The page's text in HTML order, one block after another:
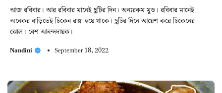
আজ রবিবার। আর রবিবার মানেই ছুটির দিন। অন্যরকম মুড। রবিবার মানেই
অনেকর বাড়িতেই চিকেন রান্না হয়ে থাকে। ছুটির দিনে আয়েশ করে চিকেনের
ঝোল। বেশ আনন্দদায়ক।
Nandini September 18, 2022